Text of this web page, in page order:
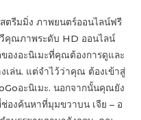
ตรีมมิ่ง ภาพยนตร์ออนไลน์ฟรี
คุณภาพระดับ HD ออนไลน์
องอะนิเมะที่คุณต้องการดูและ
ล่น. แต่จำไว้ว่าคุณ ต้องเข้าสู่
อะนิเมะ. นอกจากนั้นคุณยัง
องค้นหาที่มุมขวาบน เจีย – อ